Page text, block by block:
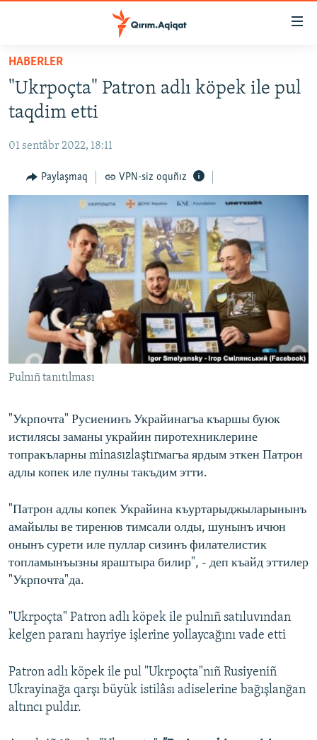
Esas
qaytmaq
Baş
navigatsiyağa
qaytmaq
qaytmaq
HABERLER
SİYASET
İQTİSADİYAT
CEMİYET
MEDENİYET
İNSAN AQLARI
BLOGLAR
FİKİR
Русский
Українською
RFE/RS bütün saytları
HABERLER
"Ukrpoçta" Patron adlı köpek ile pul
taqdim etti
01 sentâbr 2022, 18:11
Paylaşmaq VPN-siz oquñız
Pulnıñ tanıtılması
"Укрпочта" Русиенинъ Украйинагъа къаршы буюк
истилясы заманы украйин пиротехниклерине
топракъларны minasızlaştırмагъа ярдым эткен Патрон
адлы копек иле пулны такъдим этти.
"Патрон адлы копек Украйина къуртарыджыларынынъ
амайылы ве тиренюв тимсали олды, шунынъ ичюн
онынъ сурети иле пуллар сизинъ филателистик
топламынъызны яраштыра билир", - деп къайд эттилер
"Укрпочта"да.
"Ukrpoçta" Patron adlı köpek ile pulnıñ satıluvından
kelgen paranı hayriye işlerine yollaycağını vade etti
Patron adlı köpek ile pul "Ukrpoçta"nıñ Rusiyeniñ
Ukrayinağa qarşı büyük istilâsı adiselerine bağışlanğan
altıncı puldır.